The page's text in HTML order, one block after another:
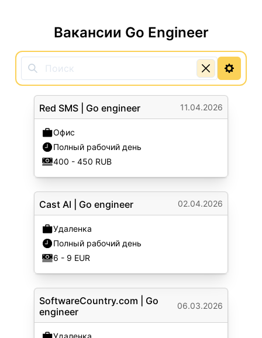
Вакансии Go Engineer
Red SMS| Go engineer 11.04.2026
Офис
Полный рабочий день
400 - 450 RUB
Cast AI Go engineer 02.04.2026
Удаленка
Полный рабочий день
6 - 9 EUR
SoftwareCountry.com
Go
engineer
06.03.2026
Удаленка